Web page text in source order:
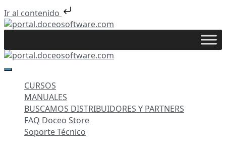
Ir al contenido
Saltar
portal.doceosoftware.com
CURSOS
MANUALES
BUSCAMOS DISTRIBUIDORES Y PARTNERS
FAQ Doceo Store
Soporte Técnico